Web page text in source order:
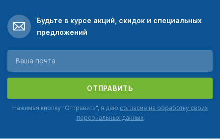
Будьте в курсе акций, скидок и специальных
предложений
ОТПРАВИТЬ
Нажимая кнопку "Отправить", я даю согласие на обработку своих
персональных данных